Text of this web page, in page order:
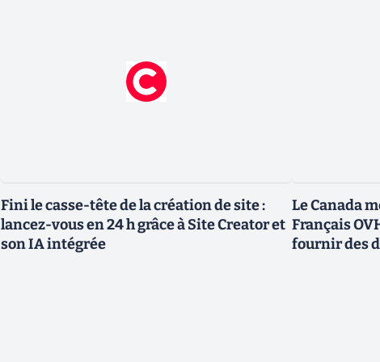
Fini le casse-tête de la création de site :
lancez-vous en 24 h grâce à Site Creator et
son IA intégrée
Le Canada
Français
fournir des